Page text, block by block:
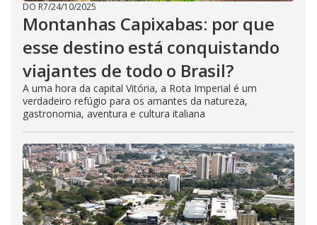
DO R7/24/10/2025
Montanhas Capixabas: por que
esse destino está conquistando
viajantes de todo o Brasil?
A uma hora da capital Vitória, a Rota Imperial é um
verdadeiro refúgio para os amantes da natureza,
gastronomia, aventura e cultura italiana